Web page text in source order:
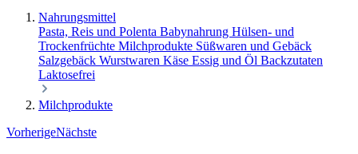
Nahrungsmittel
Pasta, Reis und Polenta Babynahrung Hülsen- und
Trockenfrüchte Milchprodukte Süßwaren und Gebäck
Salzgebäck Wurstwaren Käse Essig und Öl Backzutaten
Laktosefrei
Milchprodukte
VorherigeNächste